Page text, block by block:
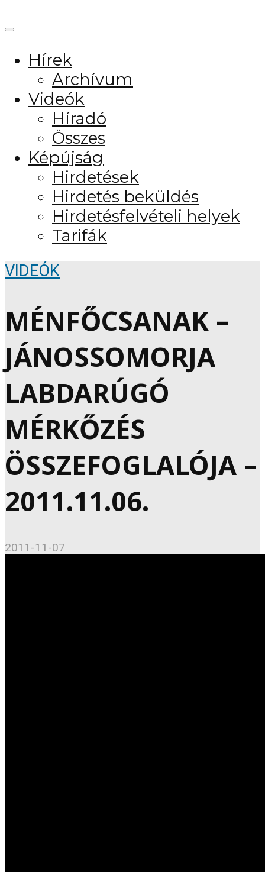
Hírek
Archívum
Videók
Híradó
Összes
Képújság
Hirdetések
Hirdetés beküldés
Hirdetésfelvételi helyek
Tarifák
VIDEÓK
MÉNFŐCSANAK –
JÁNOSSOMORJA
LABDARÚGÓ
MÉRKŐZÉS
ÖSSZEFOGLALÓJA –
2011.11.06.
2011-11-07